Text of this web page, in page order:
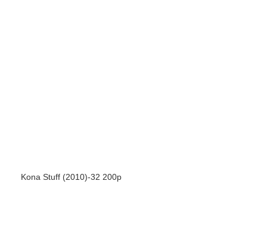
Kona Stuff (2010)-32 200р